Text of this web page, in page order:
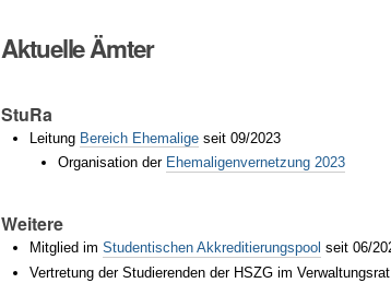
Aktuelle Ämter
StuRa
Leitung Bereich Ehemaligeseit 09/2023
Organisation der Ehemaligenvernetzung 2023
Weitere
Mitglied im Studentischen Akkreditierungspool seit 06/
Vertretung der Studierenden der HSZG im